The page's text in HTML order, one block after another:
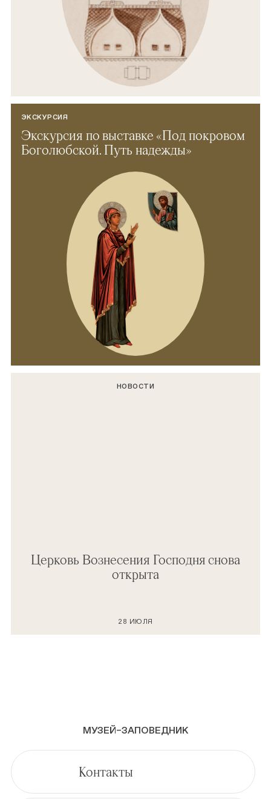
ЭКСКУРСИЯ
Экскурсия по выставке «Под покровом
Боголюбской. Путь надежды»
НОВОСТИ
Церковь Вознесения Господня снова
открыта
28 ИЮЛЯ
МУЗЕЙ–ЗАПОВЕДНИК
Контакты